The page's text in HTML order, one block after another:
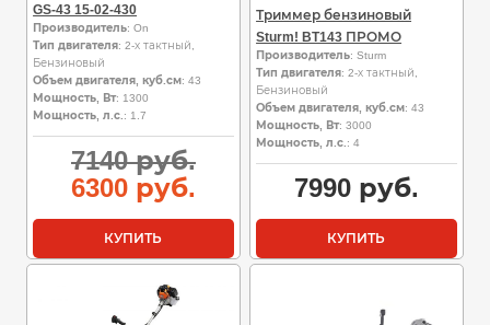
GS-43 15-02-430
Производитель: On
Тип двигателя: 2-х тактный,
Бензиновый
Объем двигателя, куб.см: 43
Мощность, Вт: 1300
Мощность, л.с. : 1.7
7140руб.Первоначальная
составляла
руб..
6300руб. Текущая
цена:
руб..
КУПИТЬ
Триммер бензиновый
Sturm! BT143 ПРОМО
Производитель: Sturm
Тип двигателя: 2-х тактный,
Бензиновый
Объем двигателя, куб.см: 43
Мощность, Вт: 3000
Мощность, л.с. : 4
7990руб.
КУПИТЬ